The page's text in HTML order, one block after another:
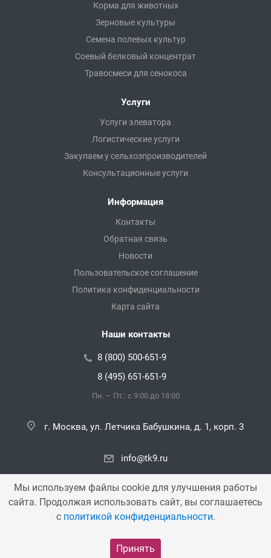
Корма для животных
Зерновые культуры
Семена полевых культур
Соевый белковый концентрат
Травосмеси для сенокоса
Услуги
Услуги элеватора
Логистические услуги
Закупаем у сельхозпроизводителей
Консультационные услуги
Информация
Контакты
Обратная связь
Новости
Пользовательское соглашение
Политика конфиденциальности
Карта сайта
Наши контакты
8 (800) 500-651-9
8 (495) 651-651-9
Пн. – Пт.: с 9:00 до 18:00
г. Москва, ул. Летчика Бабушкина, д. 1, корп. 3
info@tk9.ru
Copyright © 2000 — 2026 «TK9». Все права защищены.
Мы используем файлы cookie для улучшения работы
сайта. Продолжая использовать сайт, вы соглашаетесь
с политикой конфиденциальности.
Принять